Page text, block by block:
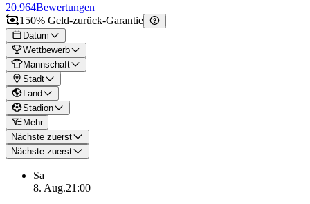
20.964Bewertungen
150% Geld-zurück-Garantie
Datum
Wettbewerb
Mannschaft
Stadt
Land
Stadion
Mehr
Nächste zuerst
Nächste zuerst
Sa
8. Aug.21:00